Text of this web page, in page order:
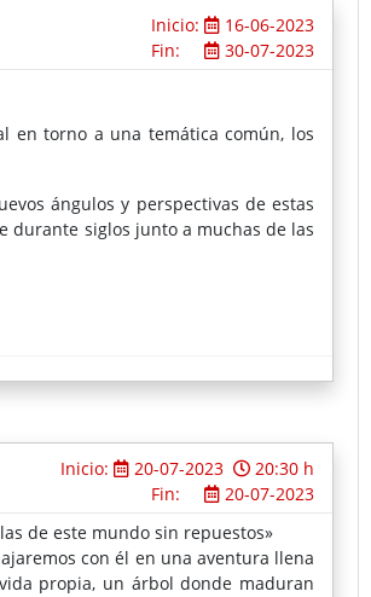
Inicio:
16-06-2023
Fin:
30-07-2023
en torno a una temática común, los
ángulos y perspectivas de estas
durante siglos junto a muchas de las
Inicio: 20-07-2023
20:30 h
Fin:
20-07-2023
de este mundo sin repuestos»
con él en una aventura llena
propia, un árbol donde maduran